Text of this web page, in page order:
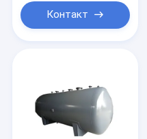
Контакт